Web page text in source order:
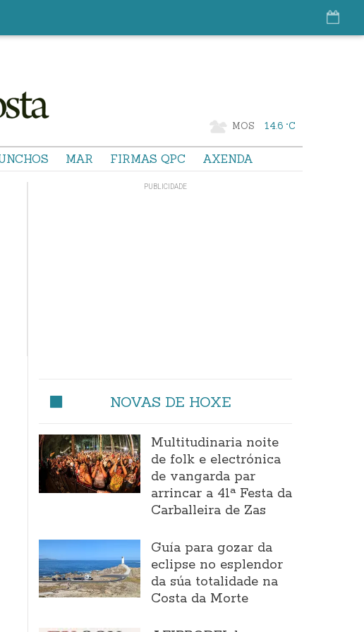
MOS 14.6 °C
MAR FIRMAS QPC AXENDA
NOVAS DE HOXE
Multitudinaria noite
de folk e electrónica
de vangarda par
arrincar a 41ª Festa da
Carballeira de Zas
Guía para gozar da
eclipse no esplendor
da súa totalidade na
Costa da Morte